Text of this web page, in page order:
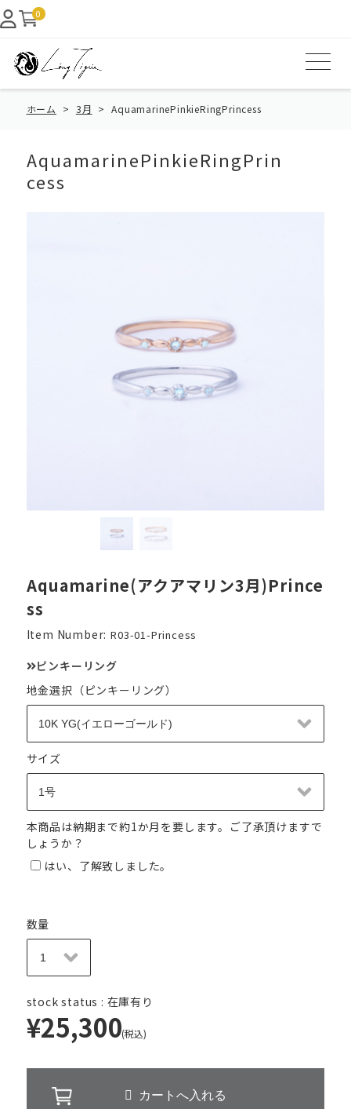
0
ホーム 3月 AquamarinePinkieRingPrincess
AquamarinePinkieRingPrin
cess
Aquamarine(アクアマリン3月)Prince
ss
Item Number: R03-01-Princess
ピンキーリング
地金選択（ピンキーリング）
サイズ
本商品は納期まで約1か月を要します。ご了承頂けますで
しょうか？
はい、了解致しました。
数量
stock status : 在庫有り
¥25,300(税込)